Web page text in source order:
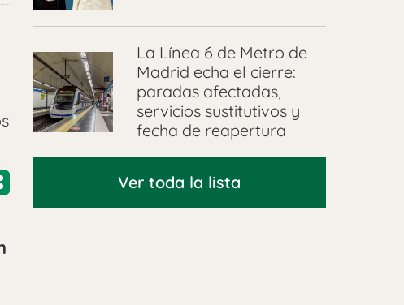
La Línea 6 de Metro de
Madrid echa el cierre:
paradas afectadas,
servicios sustitutivos y
fecha de reapertura
Ver toda la lista